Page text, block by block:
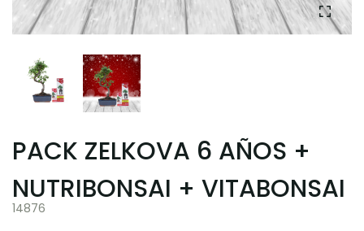
PACK ZELKOVA 6 AÑOS +
NUTRIBONSAI + VITABONSAI
14876